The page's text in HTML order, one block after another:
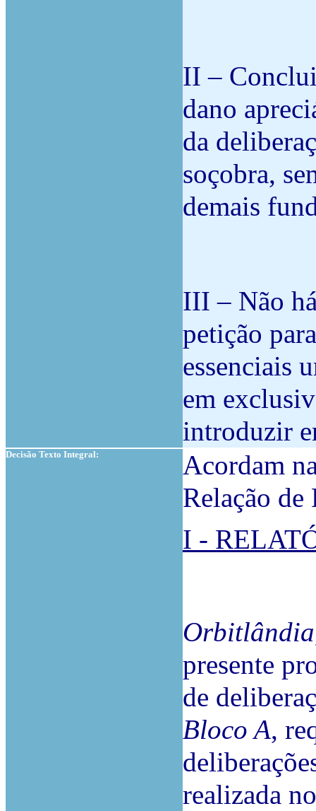
II –
dano
da
soçobra,
demais
III – Não
petição
essenciais
em
introduzir
Decisão Texto Integral:
Acordam
Relação de
I -
presente
de
Bloco A,
realizada